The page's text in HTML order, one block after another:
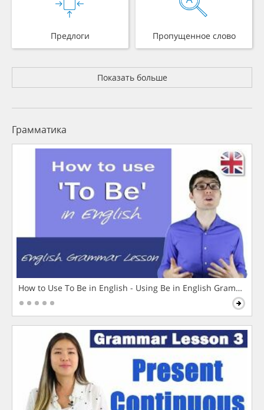
Предлоги Пропущенное слово
Показать больше
Грамматика
How to Use To Be in English - Using Be in English Grammar